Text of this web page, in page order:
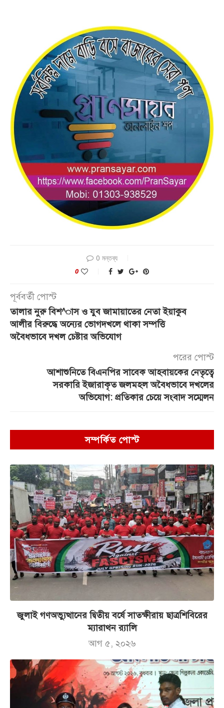
0 মন্তব্য
0
পূর্ববর্তী পোস্ট
তালার নুরু বিশ^াস ও যুব জামায়াতের নেতা ইয়াকুব
আলীর বিরুদ্ধে অন্যের ভোগদখলে থাকা সম্পত্তি
অবৈধভাবে দখল চেষ্টার অভিযোগ
পরের পোস্ট
আশাশুনিতে বিএনপির সাবেক আহবায়কের নেতৃত্বে
সরকারি ইজারাকৃত জলমহল অবৈধভাবে দখলের
অভিযোগ: প্রতিকার চেয়ে সংবাদ সম্মেলন
সম্পর্কিত পোস্ট
জুলাই গণঅভ্যুত্থানের দ্বিতীয় বর্ষে সাতক্ষীরায় ছাত্রশিবিরের
ম্যারাথন র‌্যালি
আগ ৫, ২০২৬